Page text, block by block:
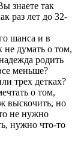
знаете так
раз лет до 32-
шанса и в
думать о том,
родить
меньше?
трех детках?
о том,
выскочить, но
не нужно
нужно что-то